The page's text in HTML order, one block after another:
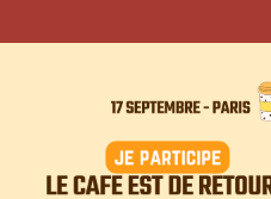
visibilité sur